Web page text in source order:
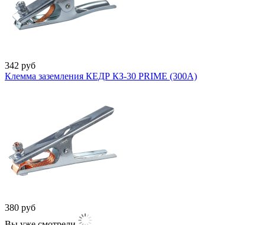
342 руб
Клемма заземления КЕДР КЗ-30 PRIME (300А)
380 руб